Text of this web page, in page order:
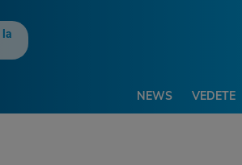
la
NEWS VEDETE